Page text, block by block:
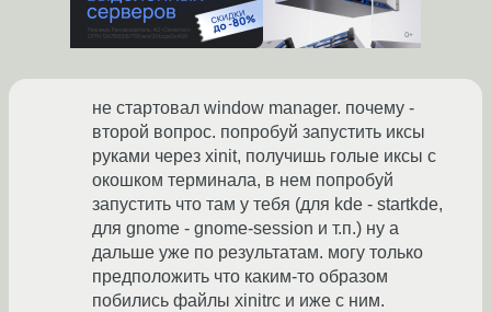
не стартовал window manager. почему -
второй вопрос. попробуй запустить иксы
руками через xinit, получишь голые иксы с
окошком терминала, в нем попробуй
запустить что там у тебя (для kde - startkde,
для gnome - gnome-session и т.п.) ну а
дальше уже по результатам. могу только
предположить что каким-то образом
побились файлы xinitrc и иже с ним.